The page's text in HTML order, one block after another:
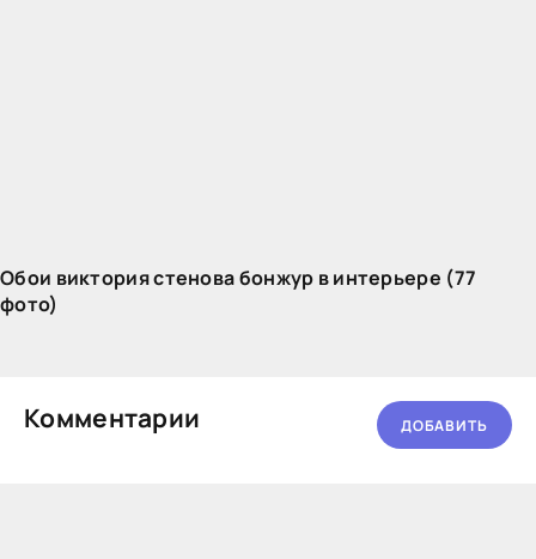
Обои виктория стенова бонжур в интерьере (77
фото)
Комментарии ДОБАВИТЬ